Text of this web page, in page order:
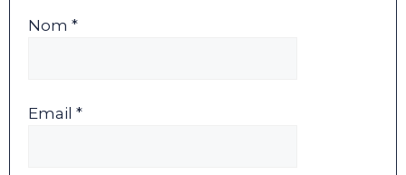
Nom *
Email *